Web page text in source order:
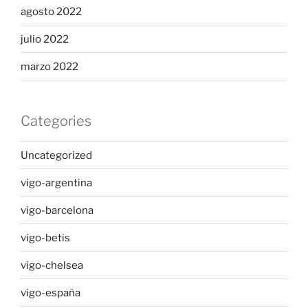
agosto 2022
julio 2022
marzo 2022
Categories
Uncategorized
vigo-argentina
vigo-barcelona
vigo-betis
vigo-chelsea
vigo-españa